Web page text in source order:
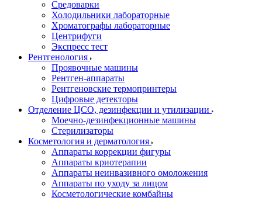
Средоварки
Холодильники лабораторные
Хроматографы лабораторные
Центрифуги
Экспресс тест
Рентгенология
Проявочные машины
Рентген-аппараты
Рентгеновские термопринтеры
Цифровые детекторы
Отделение ЦСО, дезинфекции и утилизации
Моечно-дезинфекционные машины
Стерилизаторы
Косметология и дерматология
Аппараты коррекции фигуры
Аппараты криотерапии
Аппараты неинвазивного омоложения
Аппараты по уходу за лицом
Косметологические комбайны